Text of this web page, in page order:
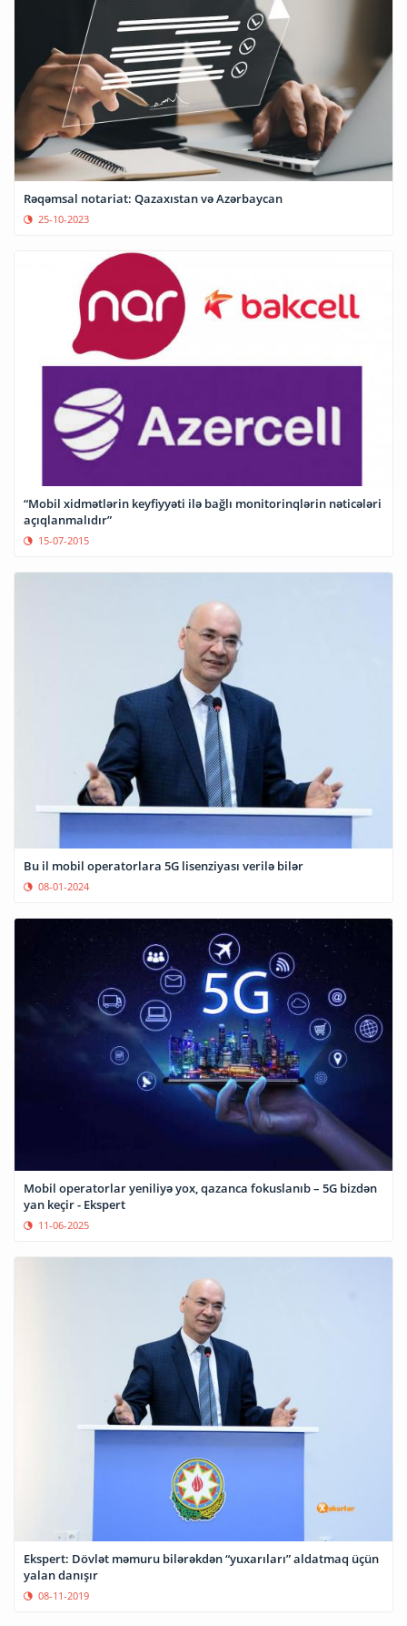
Rəqəmsal notariat: Qazaxıstan və Azərbaycan
25-10-2023
“Mobil xidmətlərin keyfiyyəti ilə bağlı monitorinqlərin nəticələri
açıqlanmalıdır”
15-07-2015
Bu il mobil operatorlara 5G lisenziyası verilə bilər
08-01-2024
Mobil operatorlar yeniliyə yox, qazanca fokuslanıb – 5G bizdən
yan keçir - Ekspert
11-06-2025
Ekspert: Dövlət məmuru bilərəkdən “yuxarıları” aldatmaq üçün
yalan danışır
08-11-2019